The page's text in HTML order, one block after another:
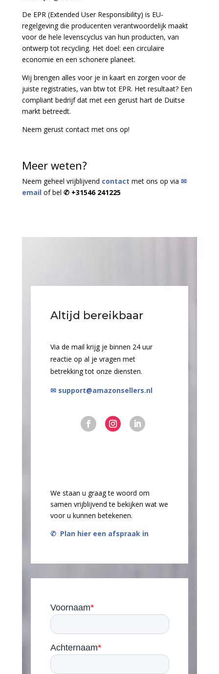
De EPR (Extended User Responsibility) is EU-
regelgeving die producenten verantwoordelijk maakt
voor de hele levenscyclus van hun producten, van
ontwerp tot recycling. Het doel: een circulaire
economie en een schonere planeet.
Wij brengen alles voor je in kaart en zorgen voor de
juiste registraties, van btw tot EPR. Het resultaat? Een
compliant bedrijf dat met een gerust hart de Duitse
markt betreedt.
Neem gerust contact met ons op!
Meer weten?
Neem geheel vrijblijvend contact met ons op via ✉
email of bel ✆ +31546 241225
Altijd bereikbaar
Via de mail krijg je binnen 24 uur
reactie op al je vragen met
betrekking tot onze diensten.
✉ support@amazonsellers.nl
We staan u graag te woord om
samen vrijblijvend te bekijken wat we
voor u kunnen betekenen.
✆Plan hier een afspraak in